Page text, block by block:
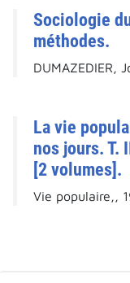
Sociologie
méthodes.
DUMAZEDIER,
La vie
nos jours. T.
[2 volumes].
Vie populaire,,